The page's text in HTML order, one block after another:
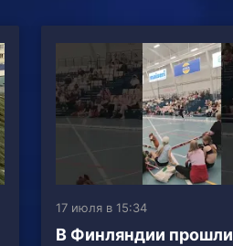
17 июля в 15:34
В Финляндии прошли